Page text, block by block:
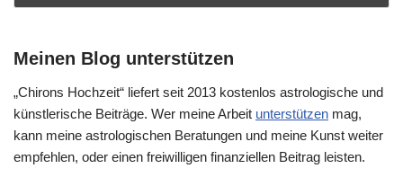
Meinen Blog unterstützen
„Chirons Hochzeit“ liefert seit 2013 kostenlos astrologische und
künstlerische Beiträge. Wer meine Arbeit unterstützen mag,
kann meine astrologischen Beratungen und meine Kunst weiter
empfehlen, oder einen freiwilligen finanziellen Beitrag leisten.